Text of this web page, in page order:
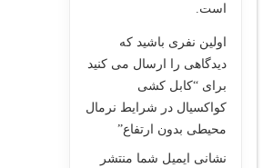
است.
اولین نفری باشید که
دیدگاهی را ارسال می کنید
برای “کابل کشی
کواکسیال در شرایط نرمال
محیطی بدون ارتفاع”
نشانی ایمیل شما منتشر